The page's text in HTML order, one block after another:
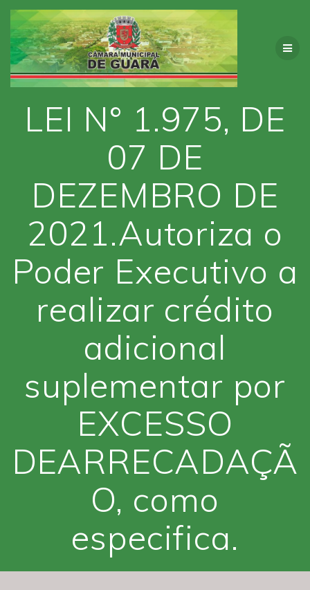
Skip
to
content
LEI N° 1.975, DE
07 DE
DEZEMBRO DE
2021.Autoriza o
Poder Executivo a
realizar crédito
adicional
suplementar por
EXCESSO
DEARRECADAÇÃ
O, como
especifica.